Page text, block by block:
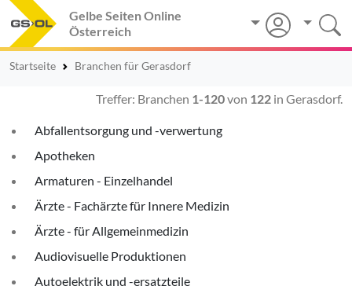
Gelbe Seiten Online
Österreich
Startseite Branchen für Gerasdorf
Treffer: Branchen 1-120von 122 in Gerasdorf.
Abfallentsorgung und -verwertung
Apotheken
Armaturen - Einzelhandel
Ärzte - Fachärzte für Innere Medizin
Ärzte - für Allgemeinmedizin
Audiovisuelle Produktionen
Autoelektrik und -ersatzteile